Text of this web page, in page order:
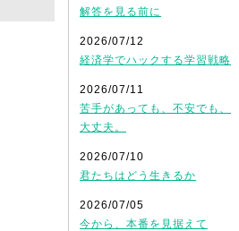
解答を見る前に
2026/07/12
経済学でハックする学習戦略
2026/07/11
苦手があっても、不安でも、
大丈夫。
2026/07/10
君たちはどう生きるか
2026/07/05
今から、本番を見据えて